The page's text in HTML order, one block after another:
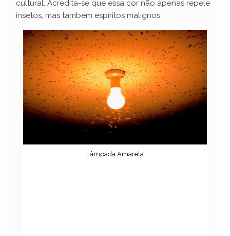
cultural. Acredita-se que essa cor não apenas repele
insetos, mas também espíritos malignos.
Lâmpada Amarela